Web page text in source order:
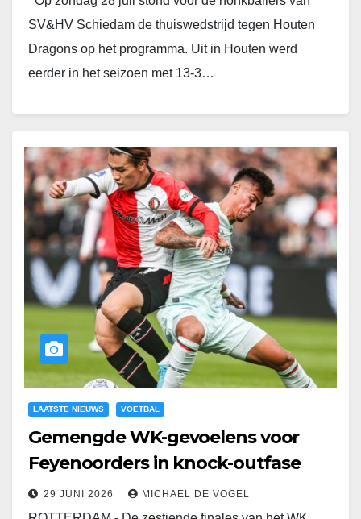
SV&HV Schiedam de thuiswedstrijd tegen Houten
Dragons op het programma. Uit in Houten werd
eerder in het seizoen met 13-3…
LAATSTE NIEUWS VOETBAL
Gemengde WK-gevoelens voor
Feyenoorders in knock-outfase
29 JUNI 2026 MICHAEL DE VOGEL